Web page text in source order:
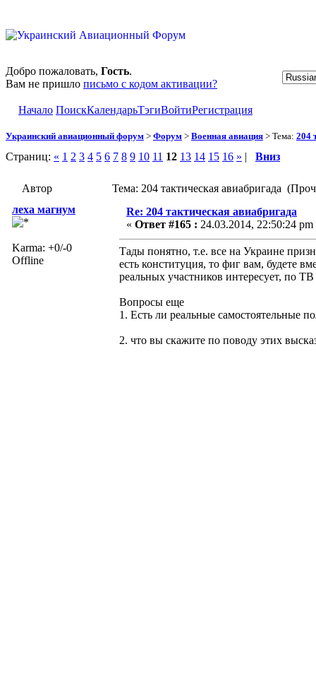
Добро пожаловать, Гость.
Вам не пришло письмо с кодом активации?
Начало ПоискКалендарьТэгиВойтиРегистрация
Украинский авиационный форум > Форум > Военная авиация > Тема: 204
Страниц: « 1 2 3 4 5 6 7 8 9 10 11 12 13 14 15 16 » | Вниз
Автор
Тема: 204 тактическая авиабригада
леха магнум
Karma: +0/-0
Offline
Re: 204 тактическая авиабригада
« Ответ #165 : 24.03.2014, 22:50:24 pm
Тады понятно, т.е. все на Украине
есть конституция, то фиг вам, будете
реальных участников интересует, по
Вопросы еще
1. Есть ли реальные самостоятельные
2. что вы скажите по поводу этих